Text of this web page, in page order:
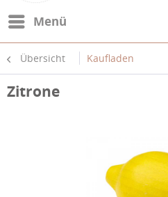
Menü
Übersicht Kaufladen
Zitrone